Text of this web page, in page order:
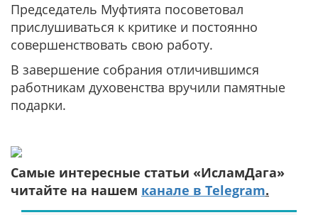
Председатель Муфтията посоветовал
прислушиваться к критике и постоянно
совершенствовать свою работу.
В завершение собрания отличившимся
работникам духовенства вручили памятные
подарки.
Самые интересные статьи «ИсламДага»
читайте на нашем канале в Telegram.